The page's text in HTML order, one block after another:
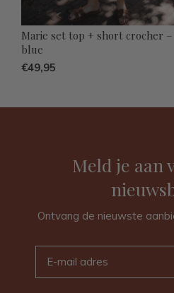
Marie set top + short crocher
blue
€49,95
Meld je aan
Ontvang de nieuwste